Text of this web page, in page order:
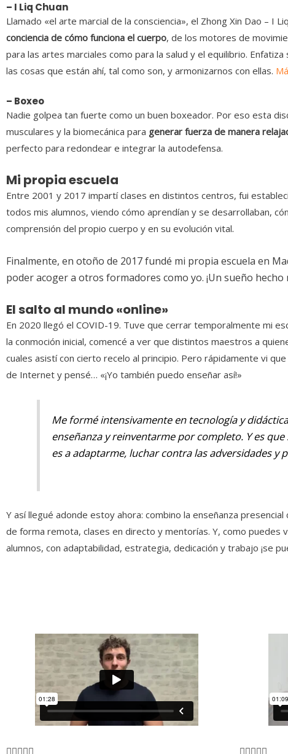
– I Liq Chuan
Llamado «el arte marcial de la consciencia», el Zhong Xin Dao – I
conciencia de cómo funciona el cuerpo, de los motores de
para las artes marciales como para la salud y el equilibrio.
las cosas que están ahí, tal como son, y armonizarnos con ellas.
– Boxeo
Nadie golpea tan fuerte como un buen boxeador. Por eso esta
musculares y la biomecánica para generar fuerza de manera
perfecto para redondear e integrar la autodefensa.
Mi propia escuela
Entre 2001 y 2017 impartí clases en distintos centros, fui
todos mis alumnos, viendo cómo aprendían y se desarrollaban,
comprensión del propio cuerpo y en su evolución vital.
Finalmente, en otoño de 2017 fundé mi propia escuela en
poder acoger a otros formadores como yo. ¡Un sueño hecho
El salto al mundo «online»
En 2020 llegó el COVID-19. Tuve que cerrar temporalmente mi
la conmoción inicial, comencé a ver que distintos maestros a
cuales asistí con cierto recelo al principio. Pero rápidamente vi
de Internet y pensé… «¡Yo también puedo enseñar así!»
Me formé intensivamente en tecnología y
enseñanza y reinventarme por completo. Y es
es a adaptarme, luchar contra las adversidades y
Y así llegué adonde estoy ahora: combino la enseñanza
de forma remota, clases en directo y mentorías. Y, como puedes
alumnos, con adaptabilidad, estrategia, dedicación y trabajo ¡se
 